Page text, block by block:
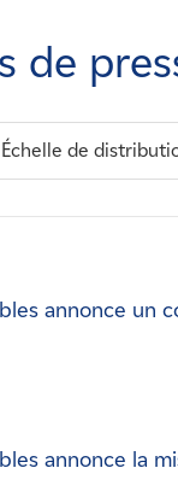
de
Échelle de
annonce un
annonce la